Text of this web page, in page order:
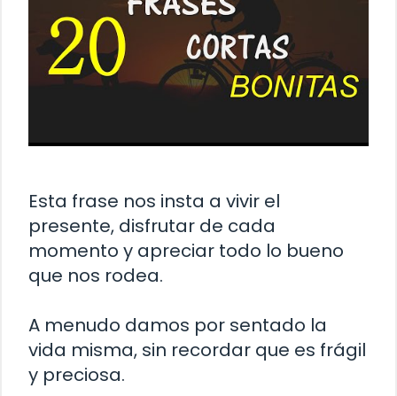
Esta frase nos insta a vivir el
presente, disfrutar de cada
momento y apreciar todo lo bueno
que nos rodea.
A menudo damos por sentado la
vida misma, sin recordar que es frágil
y preciosa.